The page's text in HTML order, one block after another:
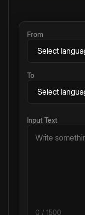
From
To
Input Text
0 / 1500